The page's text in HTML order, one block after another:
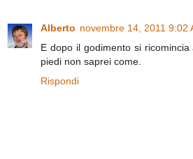
Alberto novembre 14, 2011 9:02
E dopo il godimento si
piedi non saprei come.
Rispondi